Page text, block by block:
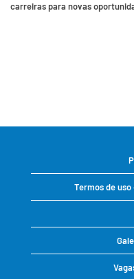
carreiras para novas
Termos de